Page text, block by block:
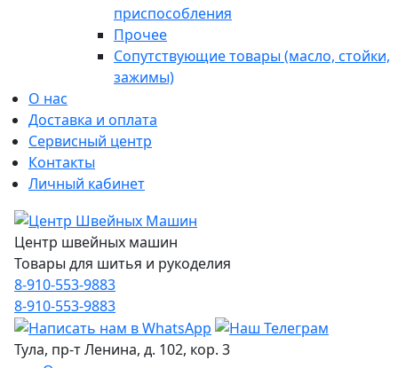
приспособления
Прочее
Сопутствующие товары (масло, стойки,
зажимы)
О нас
Доставка и оплата
Сервисный центр
Контакты
Личный кабинет
Центр швейных машин
Товары для шитья и рукоделия
8-910-553-9883
8-910-553-9883
Тула, пр-т Ленина, д. 102, кор. 3